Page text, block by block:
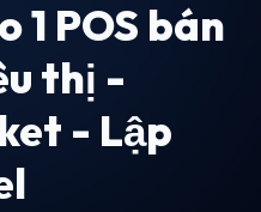
1 POS bán
thị -
- Lập